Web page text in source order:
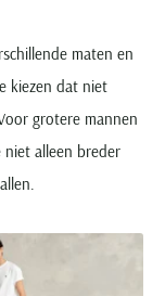
maten en
kiezen dat niet
grotere mannen
niet alleen breder